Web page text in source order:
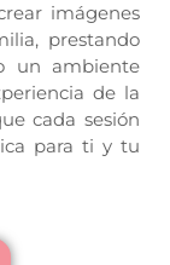
imágenes
prestando
un ambiente
de la
cada sesión
para ti y tu